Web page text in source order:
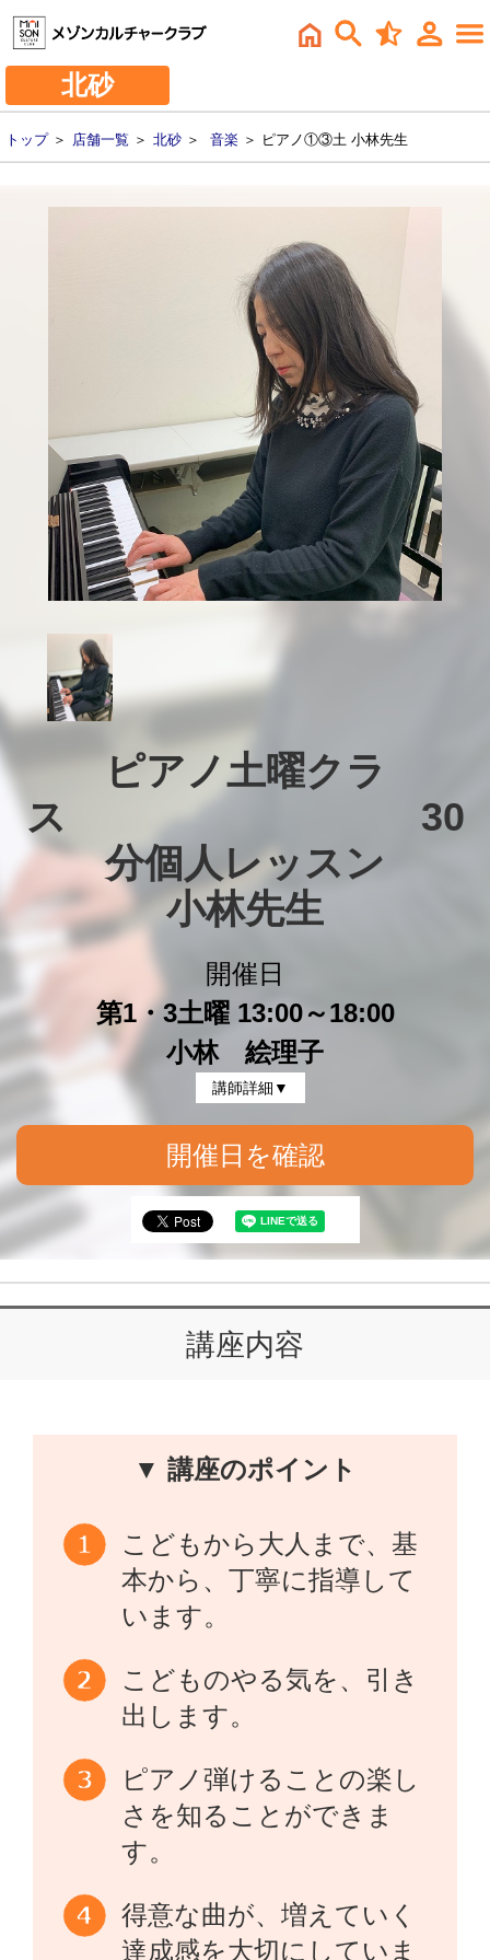
北砂
トップ＞ 店舗一覧 ＞ 北砂 ＞ 音楽 ＞ ピアノ①③土 小林先生
ピアノ土曜クラ
ス　　　　　　　　　30
分個人レッスン
小林先生
開催日
第1・3土曜 13:00～18:00
小林 絵理子
講師詳細▼
開催日を確認
講座内容
▼ 講座のポイント
こどもから大人まで、基
本から、丁寧に指導して
います。
こどものやる気を、引き
出します。
ピアノ弾けることの楽し
さを知ることができま
す。
得意な曲が、増えていく
達成感を大切にしていま